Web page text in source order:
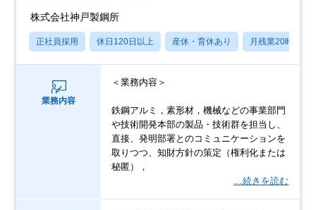
株式会社神戸製鋼所
正社員採用 休日120日以上 産休・育休あり 月残業20時間以
業務内容
＜業務内容＞
鉄鋼アルミ，素形材，機械などの事業部門
や技術開発本部の製品・技術群を担当し、
直接、発明部署とのコミュニケーションを
取りつつ、知財方針の策定（権利化または
秘匿），
…続きを読む